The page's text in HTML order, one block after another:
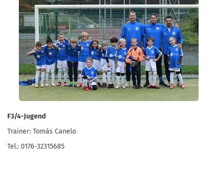
F3/4-Jugend
Trainer: Tomás Canelo
Tel.: 0176-32315685